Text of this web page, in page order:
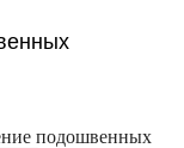
подошвенных